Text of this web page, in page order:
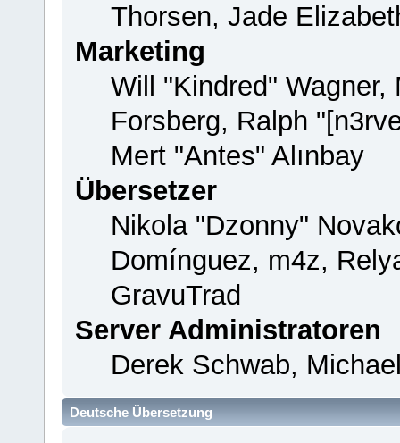
Thorsen, Jade
Marketing
Will "Kindred" Wagner,
Forsberg, Ralph
Mert "Antes" Alınbay
Übersetzer
Nikola "Dzonny"
Domínguez, m4z,
GravuTrad
Server Administratoren
Derek Schwab,
Deutsche Übersetzung